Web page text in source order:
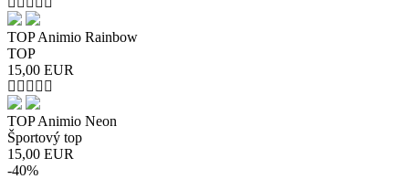
TOP Animio Rainbow
TOP
15,00 EUR
TOP Animio Neon
Športový top
15,00 EUR
-40%